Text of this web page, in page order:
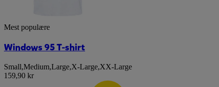
Mest populære
Windows 95 T-shirt
Small,Medium,Large,X-Large,XX-Large
159,90 kr